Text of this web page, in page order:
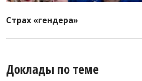
Страх «гендера»
Доклады по теме